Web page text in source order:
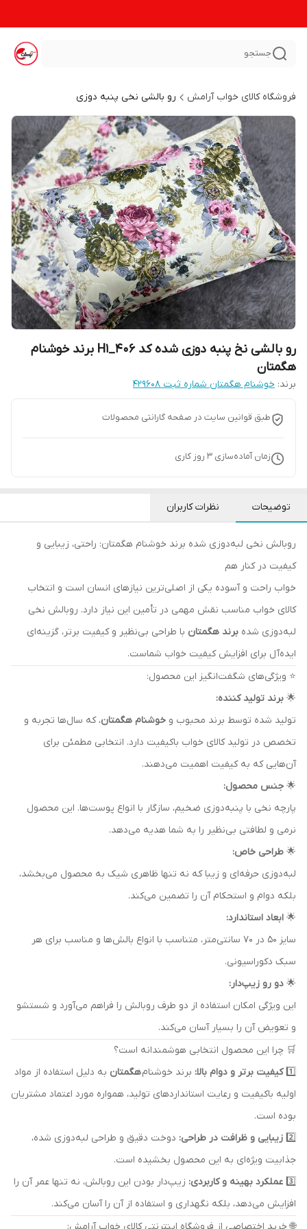
جستجو
فروشگاه کالای خواب آرامش رو بالشی نخی پنبه دوزی
رو بالشی نخ پنبه دوزی شده کد H1_406 برند خوشنام
هگمتان
برند: خوشنام هگمتان شماره ثبت ۴۲۹۶۰۸
طبق قوانین سایت در صفحه گارانتی محصولات
زمان آماده‌سازی 3 روز کاری
توضیحات نظرات کاربران
روبالش نخی لبه‌دوزی شده برند خوشنام هگمتان: راحتی، زیبایی و
کیفیت در کنار هم
خواب راحت و آسوده یکی از اصلی‌ترین نیازهای انسان است و انتخاب
کالای خواب مناسب نقش مهمی در تأمین این نیاز دارد. روبالش نخی
لبه‌دوزی شده برند هگمتان با طراحی بی‌نظیر و کیفیت برتر، گزینه‌ای
ایده‌آل برای افزایش کیفیت خواب شماست.
⭐ ویژگی‌های شگفت‌انگیز این محصول:
🌟 برند تولید کننده:
تولید شده توسط برند محبوب و خوشنام هگمتان، که سال‌ها تجربه و
تخصص در تولید کالای خواب باکیفیت دارد. انتخابی مطمئن برای
آن‌هایی که به کیفیت اهمیت می‌دهند.
🌟 جنس محصول:
پارچه نخی با پنبه‌دوزی ضخیم، سازگار با انواع پوست‌ها. این محصول
نرمی و لطافتی بی‌نظیر را به شما هدیه می‌دهد.
🌟 طراحی خاص:
لبه‌دوزی حرفه‌ای و زیبا که نه تنها ظاهری شیک به محصول می‌بخشد،
بلکه دوام و استحکام آن را تضمین می‌کند.
🌟 ابعاد استاندارد:
سایز 50 در 70 سانتی‌متر، متناسب با انواع بالش‌ها و مناسب برای هر
سبک دکوراسیونی.
🌟 دو رو زیپ‌دار:
این ویژگی امکان استفاده از دو طرف روبالش را فراهم می‌آورد و شستشو
و تعویض آن را بسیار آسان می‌کند.
🛒 چرا این محصول انتخابی هوشمندانه است؟
1️⃣ کیفیت برتر و دوام بالا: برند خوشنامهگمتان به دلیل استفاده از مواد
اولیه باکیفیت و رعایت استانداردهای تولید، همواره مورد اعتماد مشتریان
بوده است.
2️⃣ زیبایی و ظرافت در طراحی: دوخت دقیق و طراحی لبه‌دوزی شده،
جذابیت ویژه‌ای به این محصول بخشیده است.
3️⃣ عملکرد بهینه و کاربردی: زیپ‌دار بودن این روبالش، نه تنها عمر آن را
افزایش می‌دهد، بلکه نگهداری و استفاده از آن را آسان می‌کند.